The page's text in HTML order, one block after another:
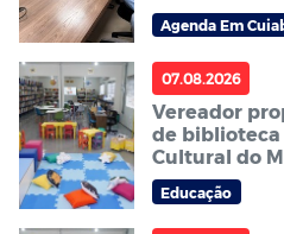
em Sorriso
Agenda Em
07.08.2026
Vereador
de biblioteca
Cultural do
Educação